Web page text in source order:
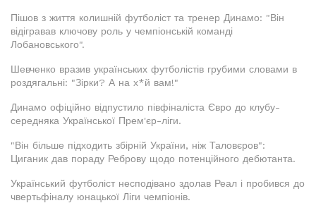
Пішов з життя колишній футболіст та тренер Динамо: "Він
відігравав ключову роль у чемпіонській команді
Лобановського".
Шевченко вразив українських футболістів грубими словами в
роздягальні: "Зірки? А на х*й вам!"
Динамо офіційно відпустило півфіналіста Євро до клубу-
середняка Української Прем'єр-ліги.
"Він більше підходить збірній України, ніж Таловєров":
Циганик дав пораду Реброву щодо потенційного дебютанта.
Український футболіст несподівано здолав Реал і пробився до
чвертьфіналу юнацької Ліги чемпіонів.